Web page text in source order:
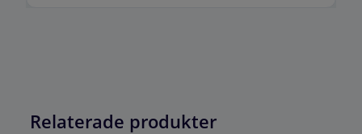
Relaterade produkter